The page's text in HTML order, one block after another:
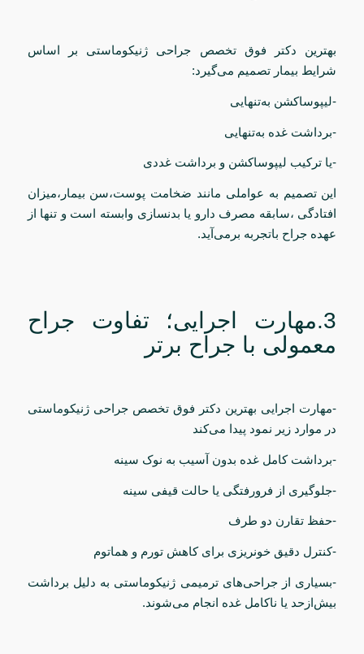
بهترین دکتر فوق تخصص جراحی ژنیکوماستی بر اساس
شرایط بیمار تصمیم می‌گیرد:
-لیپوساکشن به‌تنهایی
-برداشت غده به‌تنهایی
-یا ترکیب لیپوساکشن و برداشت غددی
این تصمیم به عواملی مانند ضخامت پوست،سن بیمار،میزان
افتادگی ،سابقه مصرف دارو یا بدنسازی وابسته است و تنها از
عهده جراح باتجربه برمی‌آید.
3.مهارت اجرایی؛ تفاوت جراح
معمولی با جراح برتر
-مهارت اجرایی بهترین دکتر فوق تخصص جراحی ژنیکوماستی
در موارد زیر نمود پیدا می‌کند
-برداشت کامل غده بدون آسیب به نوک سینه
-جلوگیری از فرورفتگی یا حالت قیفی سینه
-حفظ تقارن دو طرف
-کنترل دقیق خونریزی برای کاهش تورم و هماتوم
-بسیاری از جراحی‌های ترمیمی ژنیکوماستی به دلیل برداشت
بیش‌ازحد یا ناکامل غده انجام می‌شوند.